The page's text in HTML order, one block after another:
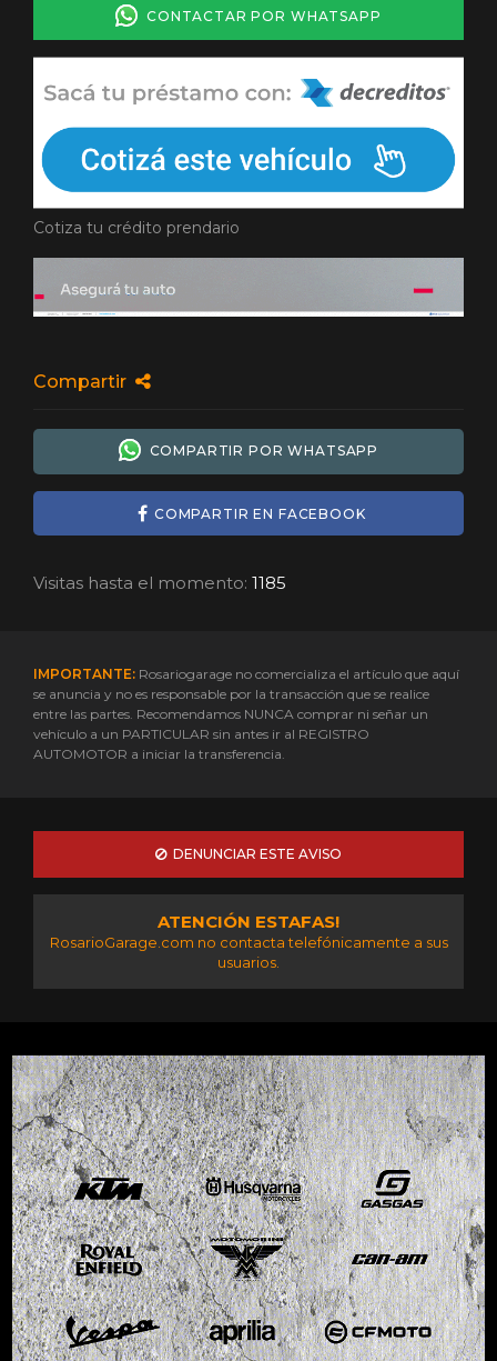
CONTACTAR POR WHATSAPP
Cotiza tu crédito prendario
Compartir
COMPARTIR POR WHATSAPP
COMPARTIR EN FACEBOOK
Visitas hasta el momento: 1185
IMPORTANTE: Rosariogarage no comercializa el artículo que aquí
se anuncia y no es responsable por la transacción que se realice
entre las partes. Recomendamos NUNCA comprar ni señar un
vehículo a un PARTICULAR sin antes ir al REGISTRO
AUTOMOTOR a iniciar la transferencia.
DENUNCIAR ESTE AVISO
ATENCIÓN ESTAFAS!
RosarioGarage.com no contacta telefónicamente a sus
usuarios.